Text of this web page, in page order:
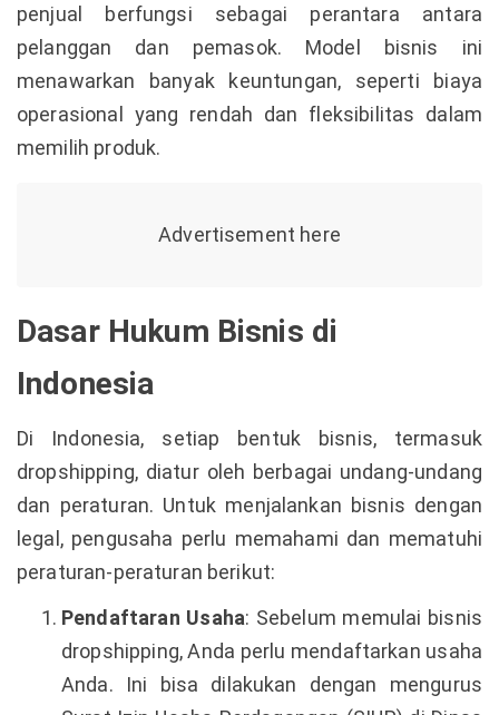
penjual berfungsi sebagai perantara antara
pelanggan dan pemasok. Model bisnis ini
menawarkan banyak keuntungan, seperti biaya
operasional yang rendah dan fleksibilitas dalam
memilih produk.
Dasar Hukum Bisnis di
Indonesia
Di Indonesia, setiap bentuk bisnis, termasuk
dropshipping, diatur oleh berbagai undang-undang
dan peraturan. Untuk menjalankan bisnis dengan
legal, pengusaha perlu memahami dan mematuhi
peraturan-peraturan berikut:
Pendaftaran Usaha: Sebelum memulai bisnis
dropshipping, Anda perlu mendaftarkan usaha
Anda. Ini bisa dilakukan dengan mengurus